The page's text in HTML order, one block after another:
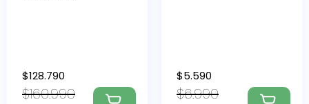
$160.990
$128.790
$6.990
$5.590